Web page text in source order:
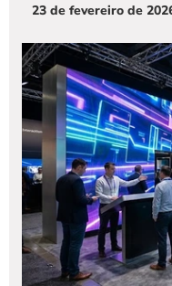
23 de fevereiro de